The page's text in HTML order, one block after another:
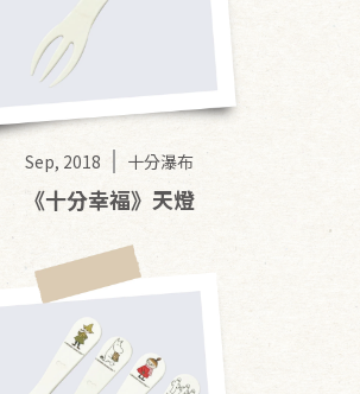
Sep, 2018 十分瀑布
《十分幸福》天燈